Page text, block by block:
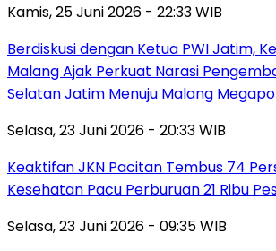
Kamis, 25 Juni 2026 - 22:33 WIB
Berdiskusi dengan Ketua PWI Jatim,
Malang Ajak Perkuat Narasi
Selatan Jatim Menuju Malang
Selasa, 23 Juni 2026 - 20:33 WIB
Keaktifan JKN Pacitan Tembus 74
Kesehatan Pacu Perburuan 21 Ribu
Selasa, 23 Juni 2026 - 09:35 WIB